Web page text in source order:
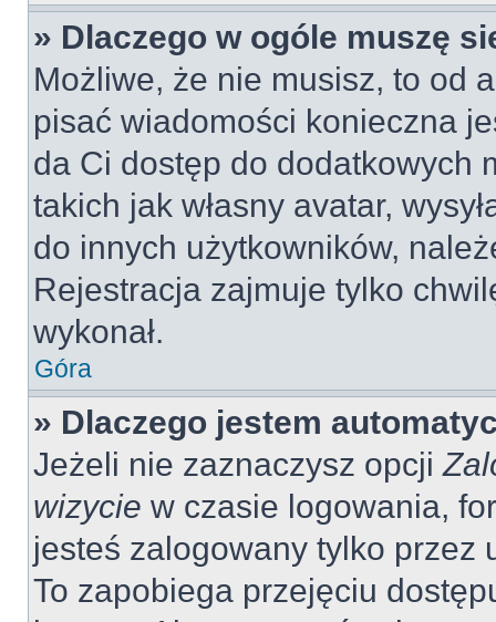
» Dlaczego w ogóle muszę
Możliwe, że nie musisz, to od
pisać wiadomości konieczna
da Ci dostęp do dodatkowych
takich jak własny avatar,
do innych użytkowników,
Rejestracja zajmuje tylko
wykonał.
Góra
» Dlaczego jestem
Jeżeli nie zaznaczysz opcji
wizycie w czasie logowania,
jesteś zalogowany tylko przez
To zapobiega przejęciu